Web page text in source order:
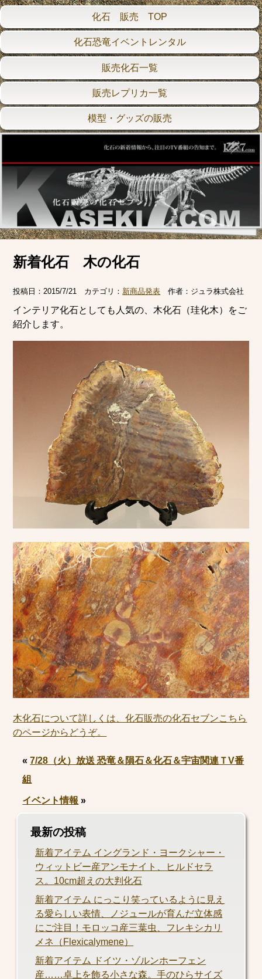
化石 販売 TOP
化石恐竜イベントレンタル
販売化石一覧
販売レプリカ一覧
模型・グッズの販売
新着化石 木の化石
投稿日：2015/7/21 カテゴリ： 新商品発表 作者： ジュラ株式会社
インテリア化石としても人気の、木化石（珪化木）をご
紹介します。
木化石について詳しくは、化石販売の化石セブンこちら
のページからどうぞ。
«7/28（火）放送 恐竜＆隕石＆化石＆宇宙関連ＴV番
組
イベント情報 »
最新の投稿
新着アイテム イングランド・ヨークシャー・
ウィットビー産アンモナイト、ヒルドセラ
ス。10cm超えの大判化石
新着アイテム にっこり笑っているように見え
る愛らしい表情、ノジュールが育んだ立体感
にご注目！モロッコ産三葉虫、フレキシカリ
メネ（Flexicalymene）
新着アイテム ドイツ・ゾルンホーフェン
産……卓上を飾る小さな森。手のひらサイズ